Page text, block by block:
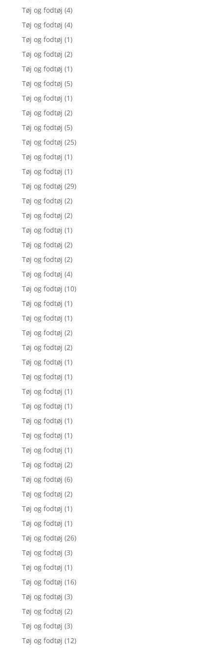
Tøj og fodtøj (4)
Tøj og fodtøj (4)
Tøj og fodtøj (1)
Tøj og fodtøj (2)
Tøj og fodtøj (1)
Tøj og fodtøj (5)
Tøj og fodtøj (1)
Tøj og fodtøj (2)
Tøj og fodtøj (5)
Tøj og fodtøj (25)
Tøj og fodtøj (1)
Tøj og fodtøj (1)
Tøj og fodtøj (29)
Tøj og fodtøj (2)
Tøj og fodtøj (2)
Tøj og fodtøj (1)
Tøj og fodtøj (2)
Tøj og fodtøj (2)
Tøj og fodtøj (4)
Tøj og fodtøj (10)
Tøj og fodtøj (1)
Tøj og fodtøj (1)
Tøj og fodtøj (2)
Tøj og fodtøj (2)
Tøj og fodtøj (1)
Tøj og fodtøj (1)
Tøj og fodtøj (1)
Tøj og fodtøj (1)
Tøj og fodtøj (1)
Tøj og fodtøj (1)
Tøj og fodtøj (1)
Tøj og fodtøj (2)
Tøj og fodtøj (6)
Tøj og fodtøj (2)
Tøj og fodtøj (1)
Tøj og fodtøj (1)
Tøj og fodtøj (26)
Tøj og fodtøj (3)
Tøj og fodtøj (1)
Tøj og fodtøj (16)
Tøj og fodtøj (3)
Tøj og fodtøj (2)
Tøj og fodtøj (3)
Tøj og fodtøj (12)